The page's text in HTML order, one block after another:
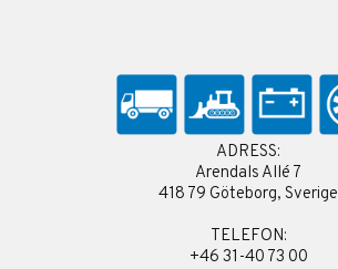
ADRESS:
Arendals Allé 7
418 79 Göteborg, Sverige
TELEFON:
+46 31-40 73 00